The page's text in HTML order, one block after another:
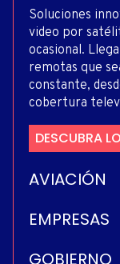
Soluciones
video por
ocasional.
remotas que
constante,
cobertura
DESCUBRA
AVIACIÓN
EMPRESAS
GOBIERNO